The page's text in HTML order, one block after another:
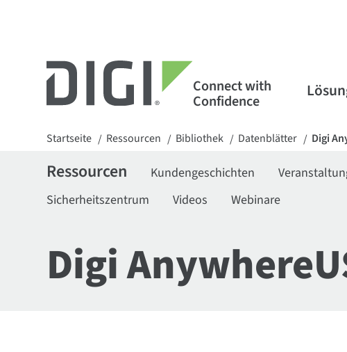
Connect with
Confidence
Startseite / Ressourcen / Bibliothek / Datenblätter / Digi
Ressourcen Kundengeschichten
Sicherheitszentrum
Videos Webinare
Digi